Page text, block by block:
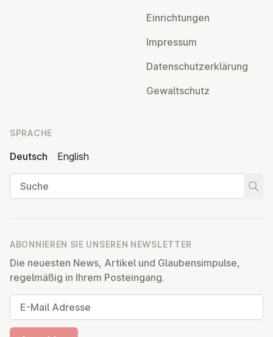
Ein­rich­tun­gen
Impressum
Da­ten­schutz­er­klä­rung
Ge­walt­schutz
SPRACHE
Deutsch
English
Suche
ABONNIEREN SIE UNSEREN NEWSLETTER
Die neuesten News, Artikel und Glaubensimpulse,
regelmäßig in Ihrem Posteingang.
E-Mail Adresse